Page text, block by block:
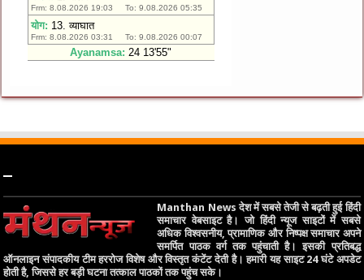
–
Manthan News देश में सबसे तेजी से बढ़ती हुई हिंदी
समाचार वेबसाइट है। जो हिंदी न्यूज साइटों में सबसे
अधिक विश्वसनीय, प्रामाणिक और निष्पक्ष समाचार अपने
समर्पित पाठक वर्ग तक पहुंचाती है। इसकी प्रतिबद्ध
ऑनलाइन संपादकीय टीम हररोज विशेष और विस्तृत कंटेंट देती है। हमारी यह साइट 24 घंटे अपडेट
होती है, जिससे हर बड़ी घटना तत्काल पाठकों तक पहुंच सके।